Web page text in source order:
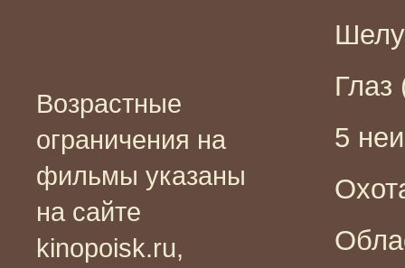
Возрастные
ограничения на
фильмы указаны
на сайте
kinopoisk.ru,
Глаз
5